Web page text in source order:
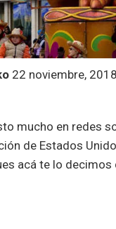
22 noviembre, 2018
mucho en redes
de Estados
acá te lo